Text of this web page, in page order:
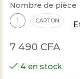
Nombre de pièce
1 CARTON
7 490 CFA
4 en stock